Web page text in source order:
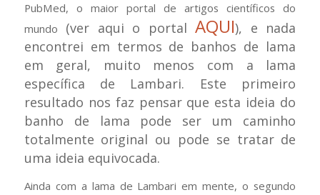
PubMed, o maior portal de artigos científicos do
mundo
(ver aqui o portalAQUI), e nada
encontrei em termos de banhos de lama
em geral, muito menos com a lama
específica de Lambari. Este primeiro
resultado nos faz pensar que esta ideia do
banho de lama pode ser um caminho
totalmente original ou pode se tratar de
uma ideia equivocada.
Ainda com a lama de Lambari em mente, o segundo